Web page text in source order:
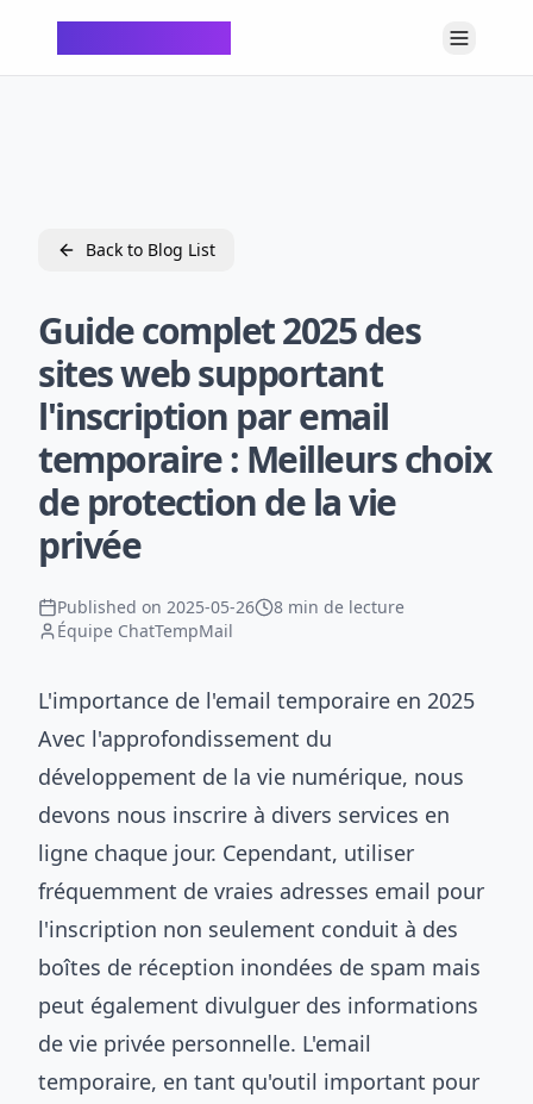
Back to Blog List
Guide complet 2025 des
sites web supportant
l'inscription par email
temporaire : Meilleurs choix
de protection de la vie
privée
Published on 2025-05-26
8 min de lecture
Équipe ChatTempMail
L'importance de l'email temporaire en 2025
Avec l'approfondissement du
développement de la vie numérique, nous
devons nous inscrire à divers services en
ligne chaque jour. Cependant, utiliser
fréquemment de vraies adresses email pour
l'inscription non seulement conduit à des
boîtes de réception inondées de spam mais
peut également divulguer des informations
de vie privée personnelle. L'email
temporaire, en tant qu'outil important pour